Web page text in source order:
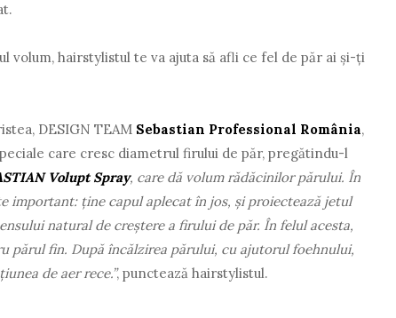
volum, hairstylistul te va ajuta să afli ce fel de păr ai și-ți
DESIGN TEAM Sebastian Professional România,
care cresc diametrul firului de păr, pregătindu-l
Volupt Spray, care dă volum rădăcinilor părului. În
important: ține capul aplecat în jos, și proiectează jetul
natural de creștere a firului de păr. În felul acesta,
părul fin. După încălzirea părului, cu ajutorul foehnului,
de aer rece.”, punctează hairstylistul.